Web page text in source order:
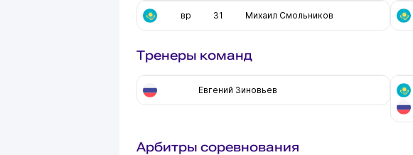
вр 31 Михаил Смольников
Тренеры команд
Евгений Зиновьев
Арбитры соревнования